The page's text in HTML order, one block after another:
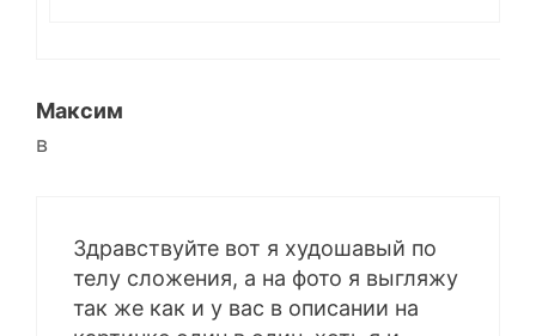
Максим
в
Здравствуйте вот я худошавый по
телу сложения, а на фото я выгляжу
так же как и у вас в описании на